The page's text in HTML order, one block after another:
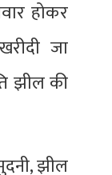
होकर
जा
झील की
झील